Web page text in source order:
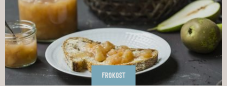
FROKOST